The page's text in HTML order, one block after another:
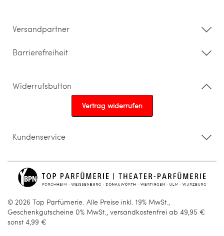
Versandpartner
Barrierefreiheit
Widerrufsbutton
Vertrag widerrufen
Kundenservice
info@topparfuemerie.de
© 2026 Top Parfümerie. Alle Preise inkl. 19% MwSt.,
Geschenkgutscheine 0% MwSt., versandkostenfrei ab 49,95 €
sonst 4,99 €